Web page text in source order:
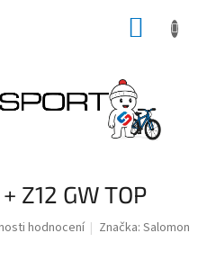
Z12 GW TOP
hodnocení Značka:Salomon